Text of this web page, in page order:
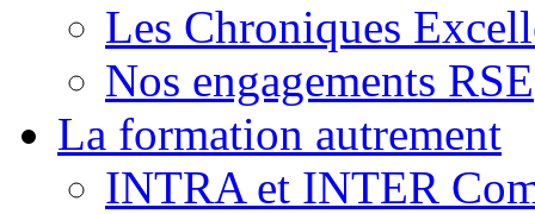
Les Chroniques
Nos engagements RSE
La formation autrement
INTRA et INTER